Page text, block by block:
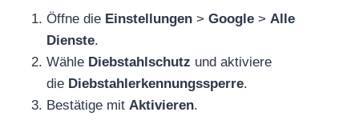
Öffne die Einstellungen > Google > Alle
Dienste.
Wähle Diebstahlschutz und aktiviere
die Diebstahlerkennungssperre.
Bestätige mit Aktivieren.